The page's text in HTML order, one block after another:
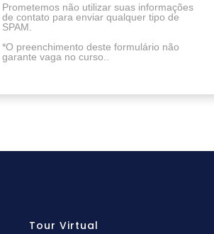
Prometemos não utilizar suas informações
de contato para enviar qualquer tipo de
SPAM.
*O preenchimento deste formulário não
garante vaga no curso..
Tour Virtual